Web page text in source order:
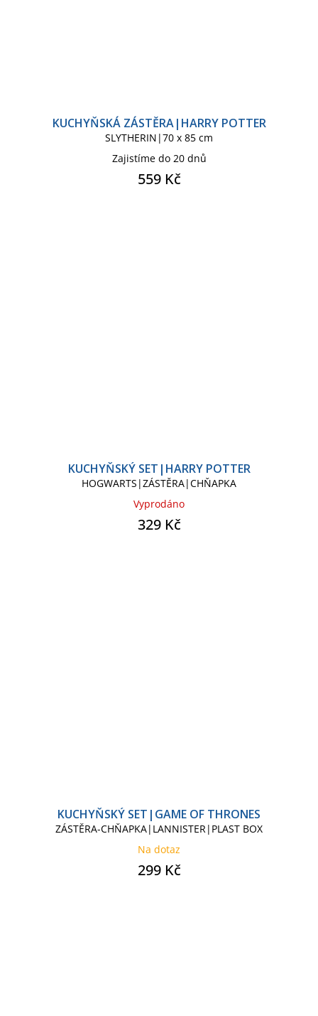
KUCHYŇSKÁ ZÁSTĚRA|HARRY POTTER
SLYTHERIN|70 x 85 cm
Zajistíme do 20 dnů
559 Kč
KUCHYŇSKÝ SET|HARRY POTTER
HOGWARTS|ZÁSTĚRA|CHŇAPKA
Vyprodáno
329 Kč
KUCHYŇSKÝ SET|GAME OF THRONES
ZÁSTĚRA-CHŇAPKA|LANNISTER|PLAST BOX
Na dotaz
299 Kč